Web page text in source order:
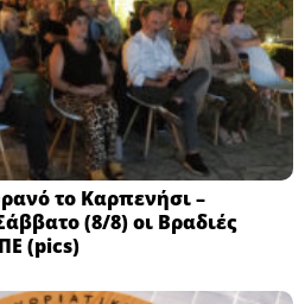
το Καρπενήσι –
(8/8) οι Βραδιές
(pics)